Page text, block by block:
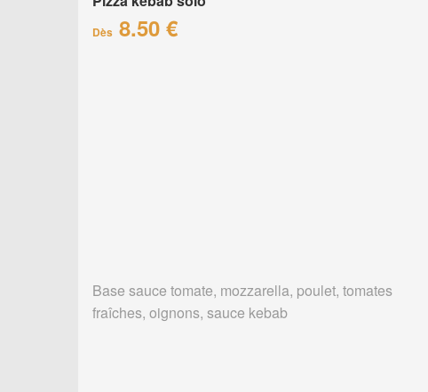
Dès 8.50 €
Base sauce tomate, mozzarella, poulet, tomates
fraîches, oignons, sauce kebab